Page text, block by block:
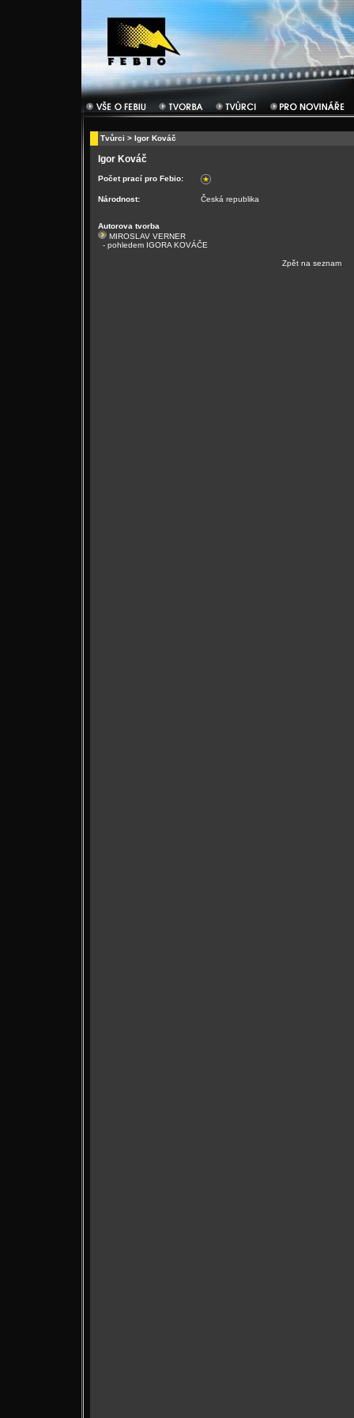
Tvůrci > Igor Kováč
Igor Kováč
Počet prací pro Febio:
Národnost: Česká republika
Autorova tvorba
MIROSLAV VERNER
- pohledem IGORA KOVÁČE
Zpět na seznam